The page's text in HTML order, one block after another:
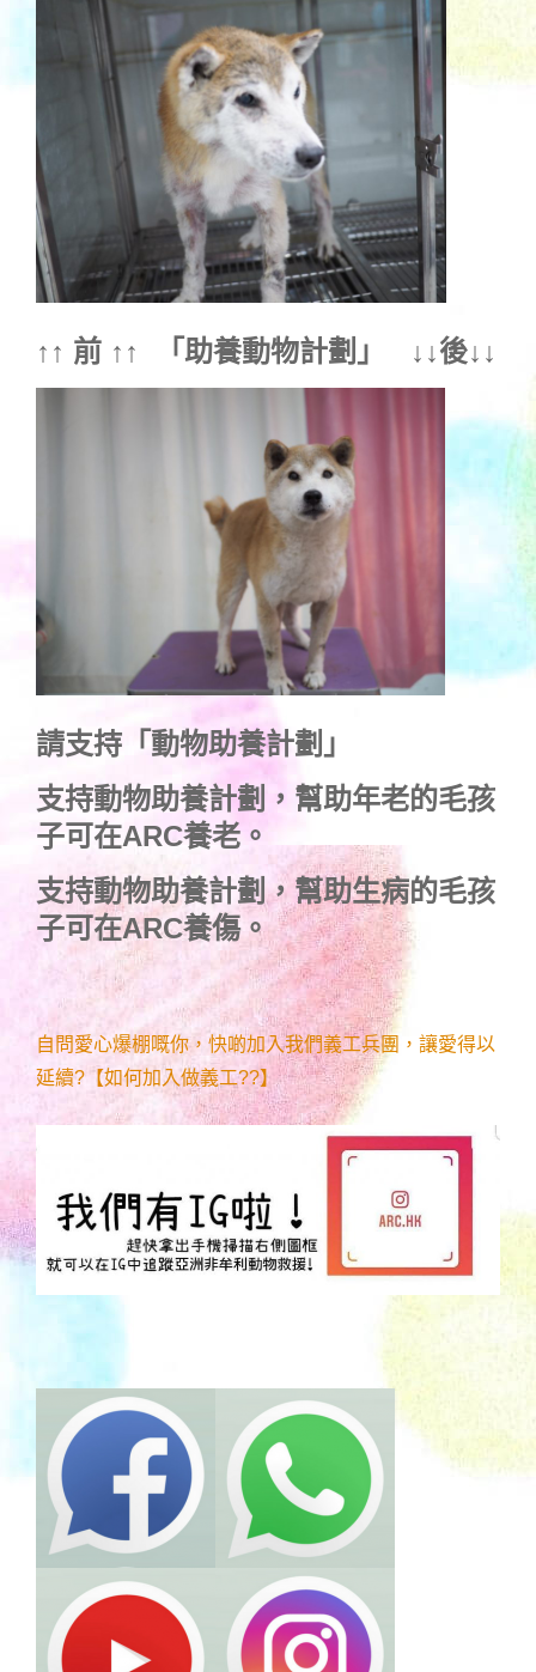
↑↑ 前 ↑↑ 「助養動物計劃 」 ↓↓後↓↓
請支持「動物助養計劃」
支持動物助養計劃，幫助年老的毛孩
子可在ARC養老。
支持動物助養計劃，幫助生病的毛孩
子可在ARC養傷。
自問愛心爆棚嘅你，快啲加入我們義工兵團，讓愛得以
延續?【如何加入做義工??】